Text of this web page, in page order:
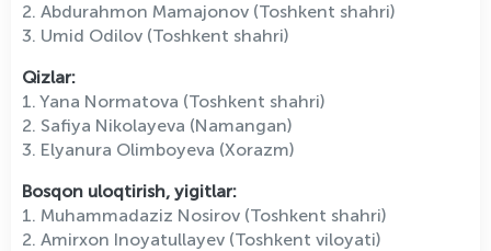
2. Abdurahmon Mamajonov (Toshkent shahri)
3. Umid Odilov (Toshkent shahri)
Qizlar:
1. Yana Normatova (Toshkent shahri)
2. Safiya Nikolayeva (Namangan)
3. Elyanura Olimboyeva (Xorazm)
Bosqon uloqtirish, yigitlar:
1. Muhammadaziz Nosirov (Toshkent shahri)
2. Amirxon Inoyatullayev (Toshkent viloyati)